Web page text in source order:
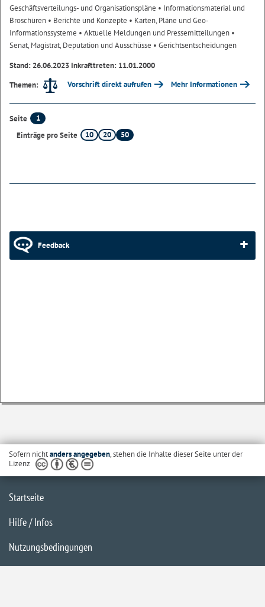
Geschäftsverteilungs- und Organisationspläne • Informationsmaterial und
Broschüren • Berichte und Konzepte • Karten, Pläne und Geo-
Informationssysteme • Aktuelle Meldungen und Pressemitteilungen •
Senat, Magistrat, Deputation und Ausschüsse • Gerichtsentscheidungen
Stand: 26.06.2023 Inkrafttreten: 11.01.2000
Themen:
Vorschrift direkt aufrufen Mehr Informationen
Seite
1
Einträge pro Seite
10 20 50
Feedback
Sofern nichtanders angegeben, stehen die Inhalte dieser Seite unter der
Lizenz
Startseite
Hilfe / Infos
Nutzungsbedingungen